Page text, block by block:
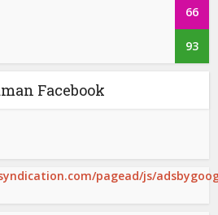
66
93
Facebook
pagead/js/